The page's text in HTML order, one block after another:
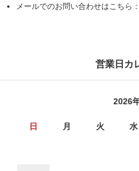
メールでのお問い合わせはこちら：
営業日カ
2026
日 月 火 水